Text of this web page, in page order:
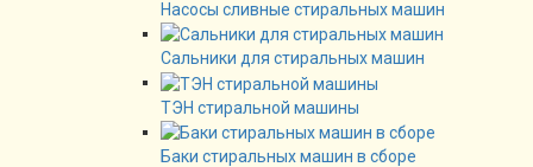
Насосы сливные стиральных машин
Сальники для стиральных машин
ТЭН стиральной машины
Баки стиральных машин в сборе